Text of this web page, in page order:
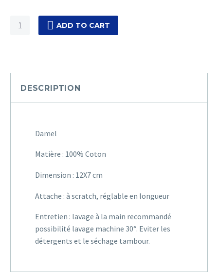
Damel
ADD TO CART
DESCRIPTION
Damel
Matière : 100% Coton
Dimension : 12X7 cm
Attache : à scratch, réglable en longueur
Entretien : lavage à la main recommandé
possibilité lavage machine 30°. Eviter les
détergents et le séchage tambour.